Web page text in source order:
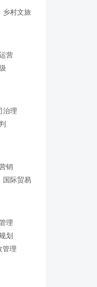
乡村文旅
营
治理
销
国际贸易
理
划
管理